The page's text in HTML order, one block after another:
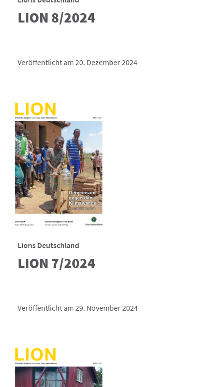
LION 8/2024
Veröffentlicht am 20. Dezember 2024
Lions Deutschland
LION 7/2024
Veröffentlicht am 29. November 2024